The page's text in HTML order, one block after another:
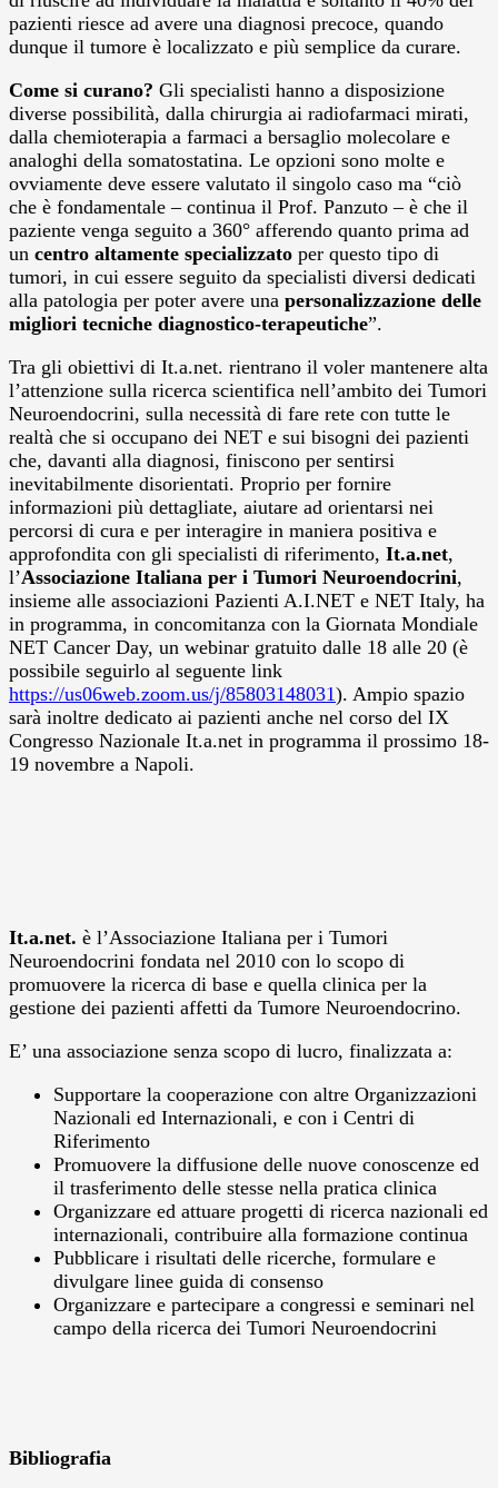
pazienti riesce ad avere una diagnosi precoce, quando
dunque il tumore è localizzato e più semplice da curare.
Come si curano? Gli specialisti hanno a disposizione
diverse possibilità, dalla chirurgia ai radiofarmaci mirati,
dalla chemioterapia a farmaci a bersaglio molecolare e
analoghi della somatostatina. Le opzioni sono molte e
ovviamente deve essere valutato il singolo caso ma “ciò
che è fondamentale – continua il Prof. Panzuto – è che il
paziente venga seguito a 360° afferendo quanto prima ad
un centro altamente specializzato per questo tipo di
tumori, in cui essere seguito da specialisti diversi dedicati
alla patologia per poter avere una personalizzazione delle
migliori tecniche diagnostico-terapeutiche”.
Tra gli obiettivi di It.a.net. rientrano il voler mantenere alta
l’attenzione sulla ricerca scientifica nell’ambito dei Tumori
Neuroendocrini, sulla necessità di fare rete con tutte le
realtà che si occupano dei NET e sui bisogni dei pazienti
che, davanti alla diagnosi, finiscono per sentirsi
inevitabilmente disorientati. Proprio per fornire
informazioni più dettagliate, aiutare ad orientarsi nei
percorsi di cura e per interagire in maniera positiva e
approfondita con gli specialisti di riferimento, It.a.net,
l’Associazione Italiana per i Tumori Neuroendocrini,
insieme alle associazioni Pazienti A.I.NET e NET Italy, ha
in programma, in concomitanza con la Giornata Mondiale
NET Cancer Day, un webinar gratuito dalle 18 alle 20 (è
possibile seguirlo al seguente link
https://us06web.zoom.us/j/85803148031). Ampio spazio
sarà inoltre dedicato ai pazienti anche nel corso del IX
Congresso Nazionale It.a.net in programma il prossimo 18-
19 novembre a Napoli.
It.a.net. è l’Associazione Italiana per i Tumori
Neuroendocrini fondata nel 2010 con lo scopo di
promuovere la ricerca di base e quella clinica per la
gestione dei pazienti affetti da Tumore Neuroendocrino.
E’ una associazione senza scopo di lucro, finalizzata a:
Supportare la cooperazione con altre Organizzazioni
Nazionali ed Internazionali, e con i Centri di
Riferimento
Promuovere la diffusione delle nuove conoscenze ed
il trasferimento delle stesse nella pratica clinica
Organizzare ed attuare progetti di ricerca nazionali ed
internazionali, contribuire alla formazione continua
Pubblicare i risultati delle ricerche, formulare e
divulgare linee guida di consenso
Organizzare e partecipare a congressi e seminari nel
campo della ricerca dei Tumori Neuroendocrini
Bibliografia